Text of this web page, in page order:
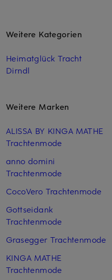
Weitere Kategorien
Heimatglück Tracht
Dirndl
Weitere Marken
ALISSA BY KINGA MATHE
Trachtenmode
anno domini
Trachtenmode
CocoVero Trachtenmode
Gottseidank
Trachtenmode
Grasegger Trachtenmode
KINGA MATHE
Trachtenmode